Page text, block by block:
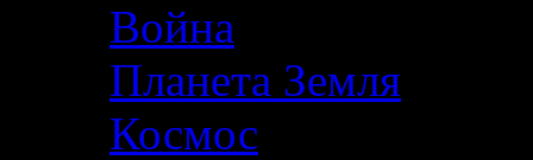
Война
Планета Земля
Космос